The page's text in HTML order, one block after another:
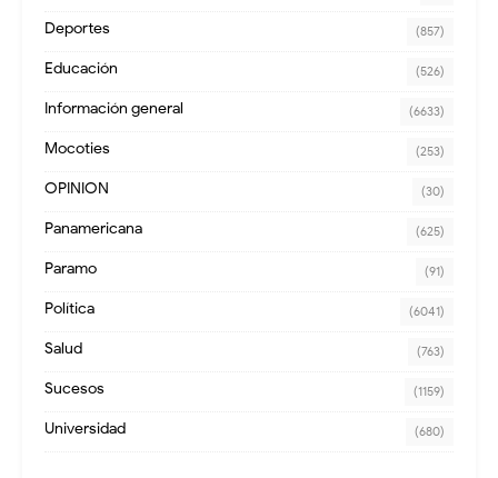
Deportes (857)
Educación (526)
Información general (6633)
Mocoties (253)
OPINION (30)
Panamericana (625)
Paramo (91)
Política (6041)
Salud (763)
Sucesos (1159)
Universidad (680)